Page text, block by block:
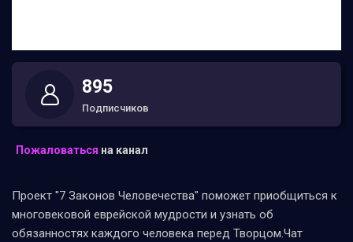
895
Подписчиков
Пожаловаться на канал
Проект "7 Законов Человечества" поможет приобщиться к
многовековой еврейской мудрости и узнать об
обязанностях каждого человека перед Творцом.Чат